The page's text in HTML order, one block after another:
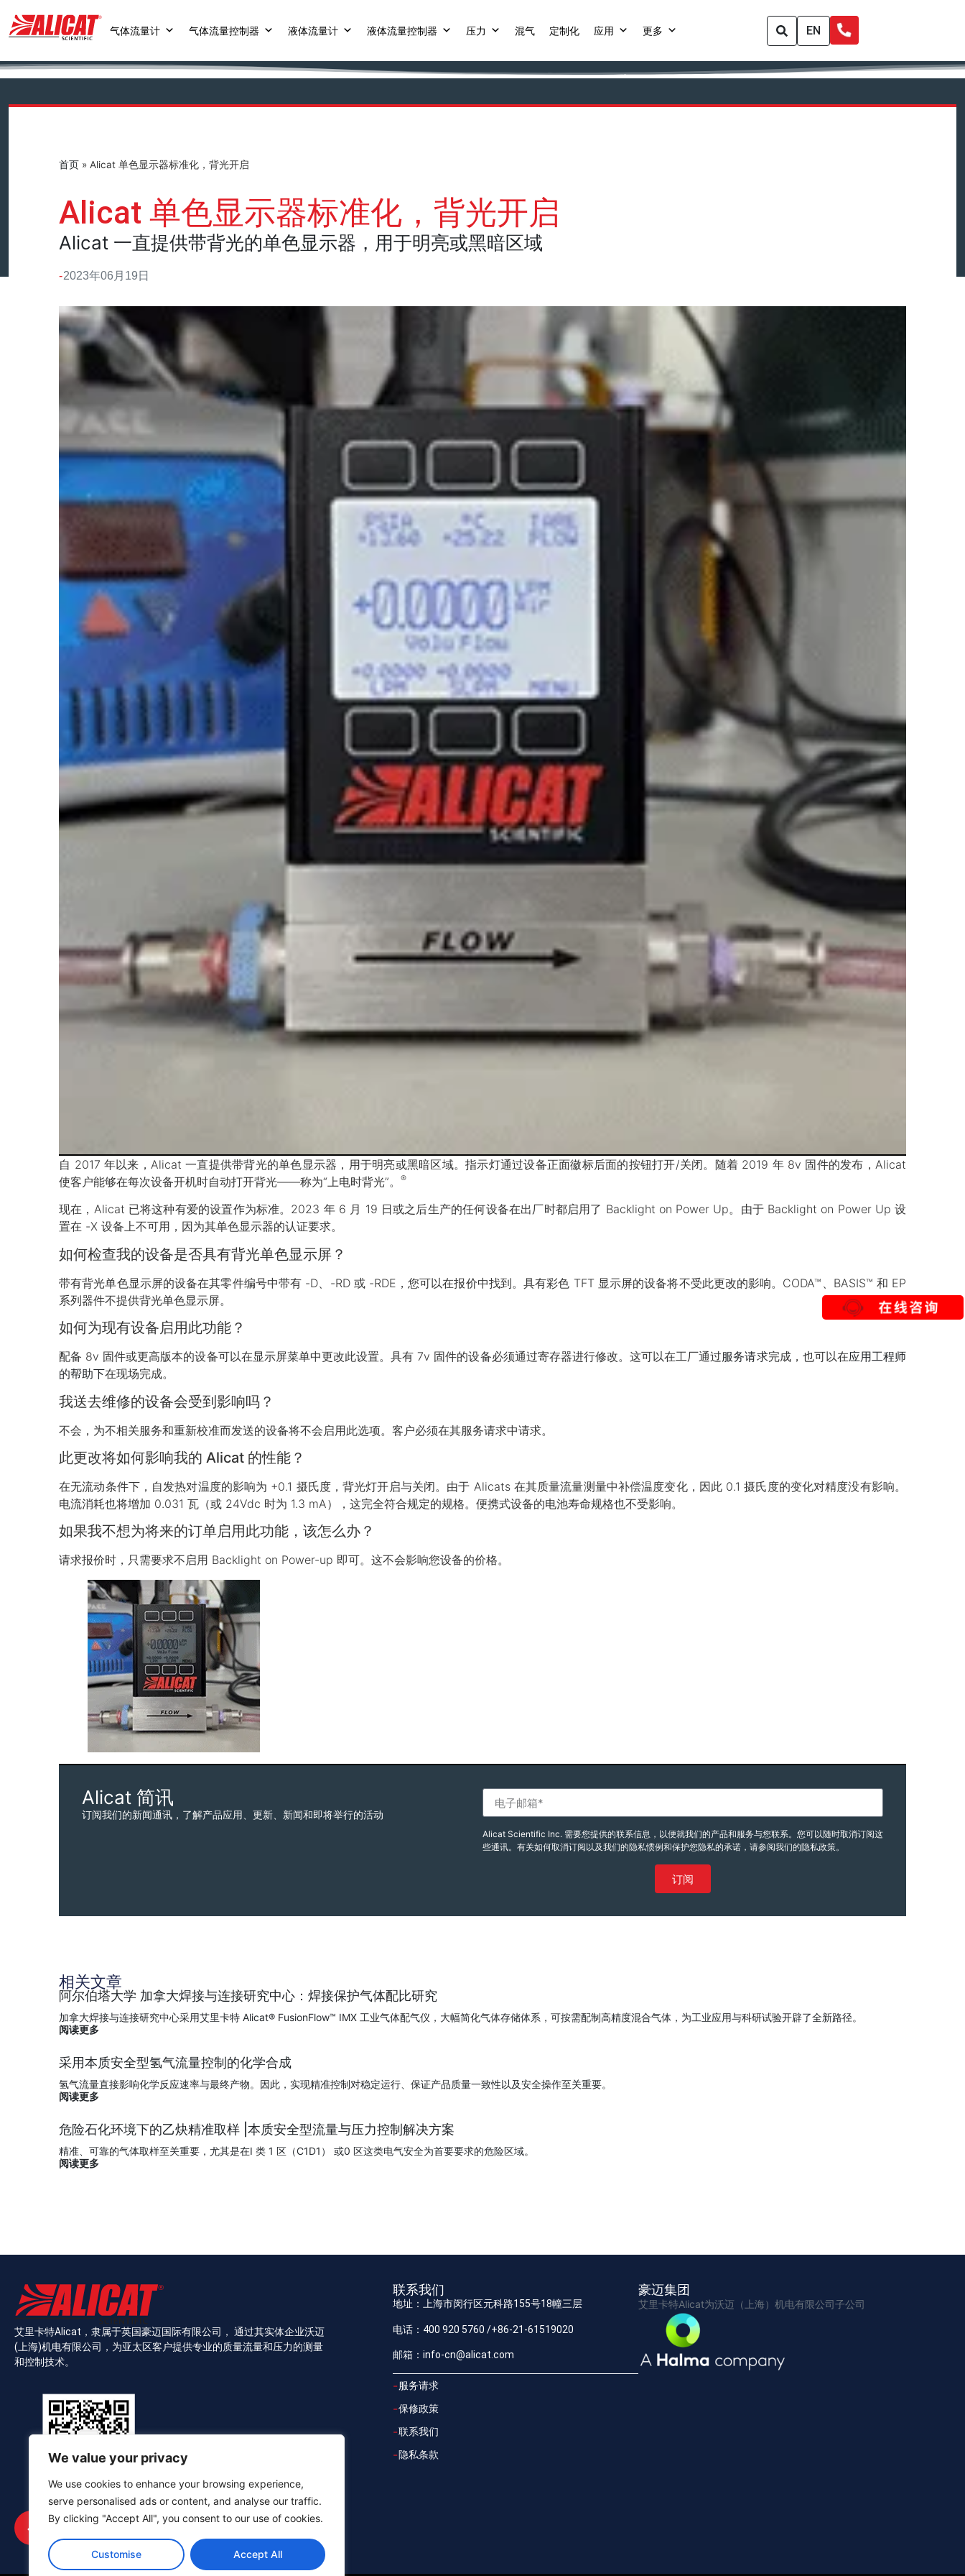
We value your privacy
We use cookies to enhance your browsing experience,
serve personalised ads or content, and analyse our traffic.
By clicking "Accept All", you consent to our use of cookies.
Customise Accept All
气体流量计 气体流量控制器 液体流量计 液体流量控制器 压力 混气 定制化 应用 更多 EN
首页 » Alicat 单色显示器标准化，背光开启
Alicat 单色显示器标准化，背光开启
Alicat 一直提供带背光的单色显示器，用于明亮或黑暗区域
2023年06月19日
自 2017 年以来，Alicat 一直提供带背光的单色显示器，用于明亮或黑暗区域。指示灯通过设备正面徽标后面的按钮打开/关闭。随着 2019 年 8v 固件的发布，Alicat
使客户能够在每次设备开机时自动打开背光——称为“上电时背光”。
®
现在，Alicat 已将这种有爱的设置作为标准。2023 年 6 月 19 日或之后生产的任何设备在出厂时都启用了 Backlight on Power Up。由于 Backlight on Power Up 设
置在 -X 设备上不可用，因为其单色显示器的认证要求。
如何检查我的设备是否具有背光单色显示屏？
带有背光单色显示屏的设备在其零件编号中带有 -D、-RD 或 -RDE，您可以在报价中找到。具有彩色 TFT 显示屏的设备将不受此更改的影响。CODA™、BASIS™ 和 EP
系列器件不提供背光单色显示屏。
如何为现有设备启用此功能？
配备 8v 固件或更高版本的设备可以在显示屏菜单中更改此设置。具有 7v 固件的设备必须通过寄存器进行修改。这可以在工厂通过服务请求完成，也可以在应用工程师
的帮助下在现场完成。
我送去维修的设备会受到影响吗？
不会，为不相关服务和重新校准而发送的设备将不会启用此选项。客户必须在其服务请求中请求。
此更改将如何影响我的 Alicat 的性能？
在无流动条件下，自发热对温度的影响为 +0.1 摄氏度，背光灯开启与关闭。由于 Alicats 在其质量流量测量中补偿温度变化，因此 0.1 摄氏度的变化对精度没有影响。
电流消耗也将增加 0.031 瓦（或 24Vdc 时为 1.3 mA），这完全符合规定的规格。便携式设备的电池寿命规格也不受影响。
如果我不想为将来的订单启用此功能，该怎么办？
请求报价时，只需要求不启用 Backlight on Power-up 即可。这不会影响您设备的价格。
Alicat 简讯
订阅我们的新闻通讯，了解产品应用、更新、新闻和即将举行的活动
Alicat Scientific Inc. 需要您提供的联系信息，以便就我们的产品和服务与您联系。您可以随时取消订阅这
些通讯。有关如何取消订阅以及我们的隐私惯例和保护您隐私的承诺，请参阅我们的隐私政策。
订阅
相关文章
阿尔伯塔大学 加拿大焊接与连接研究中心：焊接保护气体配比研究
加拿大焊接与连接研究中心采用艾里卡特 Alicat® FusionFlow™ IMX 工业气体配气仪，大幅简化气体存储体系，可按需配制高精度混合气体，为工业应用与科研试验开辟了全新路径。
阅读更多
采用本质安全型氢气流量控制的化学合成
氢气流量直接影响化学反应速率与最终产物。因此，实现精准控制对稳定运行、保证产品质量一致性以及安全操作至关重要。
阅读更多
危险石化环境下的乙炔精准取样 |本质安全型流量与压力控制解决方案
精准、可靠的气体取样至关重要，尤其是在I 类 1 区（C1D1） 或0 区这类电气安全为首要要求的危险区域。
阅读更多
艾里卡特Alicat，隶属于英国豪迈国际有限公司， 通过其实体企业沃迈
(上海)机电有限公司，为亚太区客户提供专业的质量流量和压力的测量
和控制技术。
扫描关注官方公众号
联系我们
地址：上海市闵行区元科路155号18幢三层
电话：400 920 5760 /+86-21-61519020
邮箱：info-cn@alicat.com
服务请求
保修政策
联系我们
隐私条款
豪迈集团
艾里卡特Alicat为沃迈（上海）机电有限公司子公司